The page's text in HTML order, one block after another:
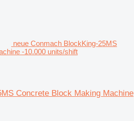
neue Conmach BlockKing-25MS
-10.000 units/shift
Concrete Block Making Machine